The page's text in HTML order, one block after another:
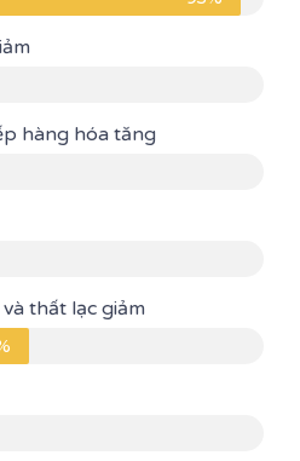
hàng hóa tăng
thất lạc giảm